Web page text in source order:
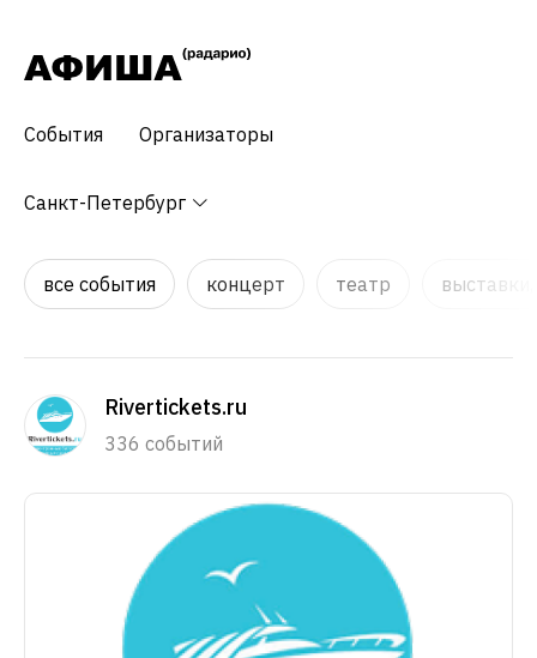
События Организаторы
Санкт-Петербург
все события концерт театр
Rivertickets.ru
336 событий